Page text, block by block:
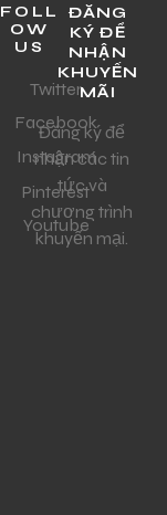
FOLL
OW
US
Twitter
Facebook
Instagram
Pinterest
Youtube
ĐĂNG
KÝ ĐỂ
NHẬN
KHUYẾN
MÃI
Đăng ký để
nhận các tin
tức và
chương trình
khuyến mại.